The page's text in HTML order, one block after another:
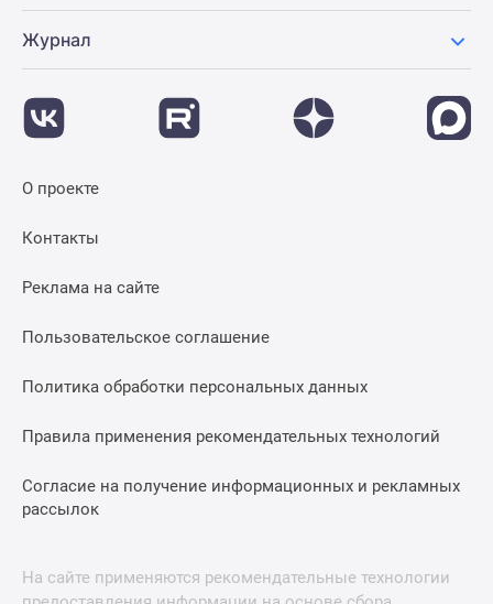
Журнал
О проекте
Контакты
Реклама на сайте
Пользовательское соглашение
Политика обработки персональных данных
Правила применения рекомендательных технологий
Согласие на получение информационных и рекламных
рассылок
На сайте применяются рекомендательные технологии